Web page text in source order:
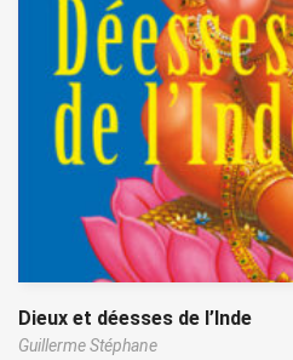
Dieux et déesses de l’Inde
Guillerme Stéphane